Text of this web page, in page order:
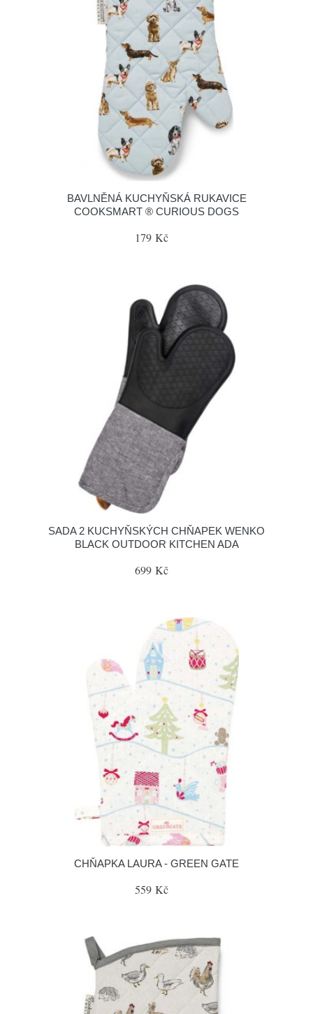
BAVLNĚNÁ KUCHYŇSKÁ RUKAVICE
COOKSMART ® CURIOUS DOGS
179 Kč
SADA 2 KUCHYŇSKÝCH CHŇAPEK WENKO
BLACK OUTDOOR KITCHEN ADA
699 Kč
CHŇAPKA LAURA - GREEN GATE
559 Kč